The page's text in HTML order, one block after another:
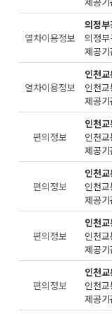
열차이용정보
의정
제공
열차이용정보
인천
제공
편의정보
인천
제공
편의정보
인천
제공
편의정보
인천
제공
편의정보
인천
제공